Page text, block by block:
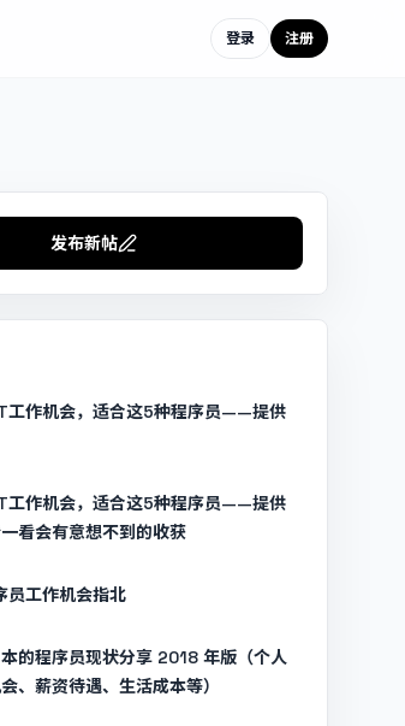
登录 注册
发布新帖
工作机会，适合这5种程序员——提供
工作机会，适合这5种程序员——提供
看会有意想不到的收获
员工作机会指北
本的程序员现状分享 2018 年版（个人
、薪资待遇、生活成本等）